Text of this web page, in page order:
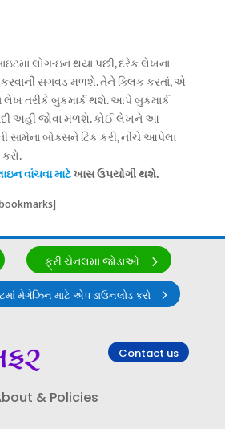
લોગ-ઇન થયા પછી, દરેક લેખના
સગવડ મળશે. તેને ક્લિક કરતાં, એ
તરીકે બુકમાર્ક થશે. આપે બુકમાર્ક
અહીં જોવા મળશે. કોઈ લેખને આ
સામેના બોક્સને ટિક કરી, નીચે આપેલા
વાંચવા માટેખાસ ઉપયોગી થશે.
ફ્રી ચેનલમાં જોડાઓ
મેગેઝિન માટે એપ ડાઉનલોડ કરો
Contact us
& Policies